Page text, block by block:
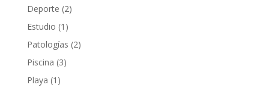
Deporte (2)
Estudio (1)
Patologías (2)
Piscina (3)
Playa (1)